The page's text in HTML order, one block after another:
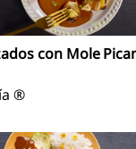
con Mole
®